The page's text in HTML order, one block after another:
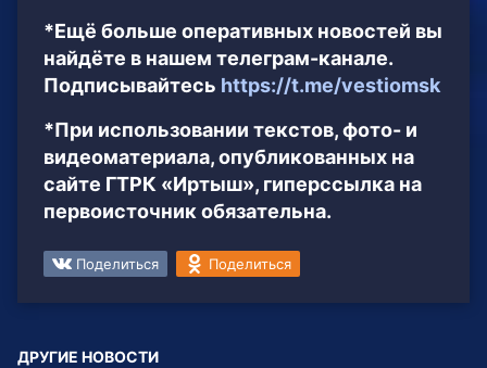
*Ещё больше оперативных новостей вы
найдёте в нашем телеграм-канале.
Подписывайтесь https://t.me/vestiomsk
*При использовании текстов, фото- и
видеоматериала, опубликованных на
сайте ГТРК «Иртыш», гиперссылка на
первоисточник обязательна.
Поделиться Поделиться
ДРУГИЕ НОВОСТИ